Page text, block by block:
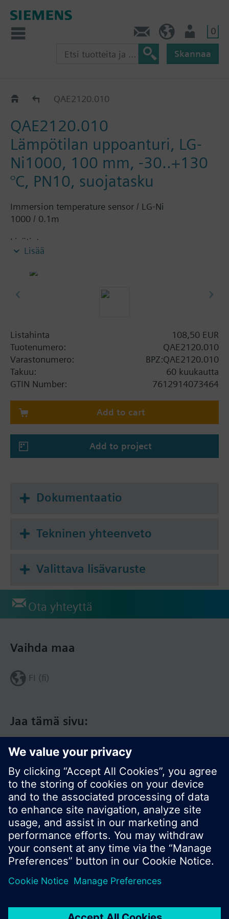
0
Skannaa
QAE21..QAE2120.010
QAE2120.010
Lämpötilan uppoanturi, LG-
Ni1000, 100 mm, -30..+130
°C, PN10, suojatasku
Immersion temperature sensor / LG-Ni
1000 / 0.1m
Lisätietoa
Kiinnitys tapahtuu suojataskun tai puristusnipan
sisällä suojataskua ja PN-arvo riippuu käytetystä
suojataskusta (ks. lisävarusteet). Puristusnippaa
Lisää
Listahinta
108,50 EUR
Tuotenumero:
QAE2120.010
Varastonumero:
BPZ:QAE2120.010
Takuu:
60 kuukautta
GTIN Number:
7612914073464
Add to cart
Add to project
Dokumentaatio
Tekninen yhteenveto
Valittava lisävaruste
Ota yhteyttä
Jaa tämä sivu:
Vaihda maa
FI (fi)
© Siemens Switzerland Ltd. 2017